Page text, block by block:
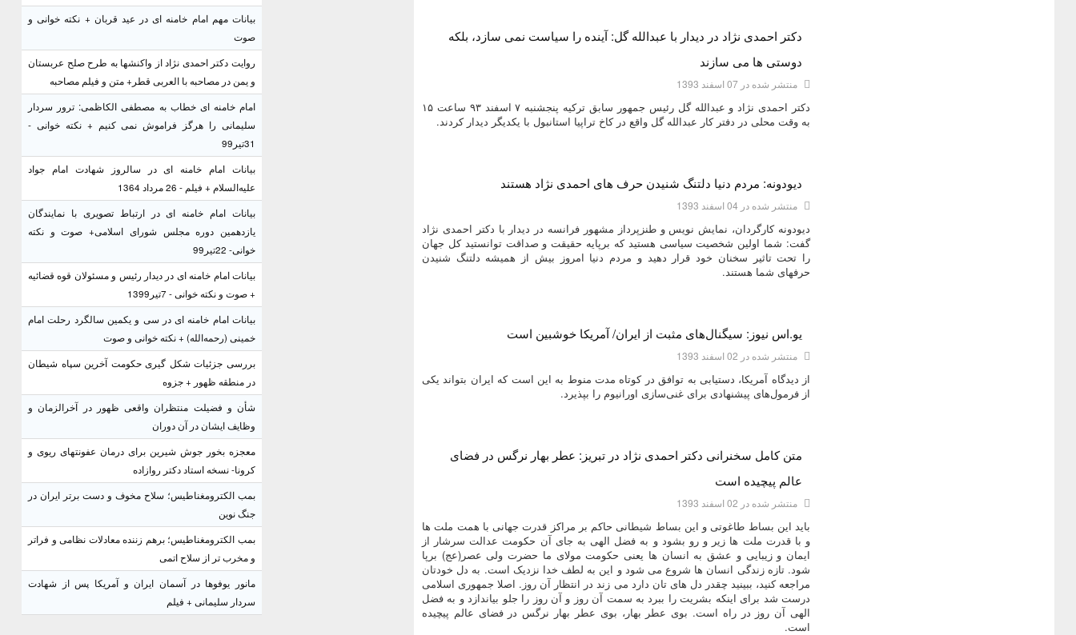
دکتر احمدی نژاد در دیدار با عبدالله گل: آینده را سیاست نمی سازد، بلکه
دوستی ها می سازند
منتشر شده در 07 اسفند 1393
دکتر احمدی نژاد و عبدالله گل رئیس جمهور سابق ترکیه پنجشنبه ۷ اسفند ۹۳ ساعت ۱۵
به وقت محلی در دفتر کار عبدالله گل واقع در کاخ تراپیا استانبول با یکدیگر دیدار کردند.
دیودونه: مردم دنیا دلتنگ شنیدن حرف های احمدی نژاد هستند
منتشر شده در 04 اسفند 1393
دیودونه کارگردان، نمایش نویس و طنزپرداز مشهور فرانسه در دیدار با دکتر احمدی نژاد
گفت: شما اولین شخصیت سیاسی هستید که برپایه حقیقت و صداقت توانستید کل جهان
را تحت تاثیر سخنان خود قرار دهید و مردم دنیا امروز بیش از همیشه دلتنگ شنیدن
حرفهای شما هستند.
یو.اس نیوز: سیگنال‌های مثبت از ایران/ آمریکا خوشبین است
منتشر شده در 02 اسفند 1393
از دیدگاه آمریکا، دستیابی به توافق در کوتاه‌ مدت منوط به این است که ایران بتواند یکی
از فرمول‌های پیشنهادی برای غنی‌سازی اورانیوم را بپذیرد.
متن کامل سخنرانی دکتر احمدی نژاد در تبریز: عطر بهار نرگس در فضای
عالم پیچیده است
منتشر شده در 02 اسفند 1393
باید این بساط طاغوتی و این بساط شیطانی حاکم بر مراکز قدرت جهانی با همت ملت ها
و با قدرت ملت ها زیر و رو بشود و به فضل الهی به جای آن حکومت عدالت سرشار از
ایمان و زیبایی و عشق به انسان ها یعنی حکومت مولای ما حضرت ولی عصر(عج) برپا
شود. تازه زندگی انسان ها شروع می شود و این به لطف خدا نزدیک است. به دل خودتان
مراجعه کنید، ببینید چقدر دل های تان دارد می زند در انتظار آن روز. اصلا جمهوری اسلامی
درست شد برای اینکه بشریت را ببرد به سمت آن روز و آن روز را جلو بیاندازد و به فضل
الهی آن روز در راه است. بوی عطر بهار، بوی عطر بهار نرگس در فضای عالم پیچیده
است.
بیانات مهم امام خامنه ای در عید قربان + نکته خوانی و
صوت
روایت دکتر احمدی نژاد از واکنشها به طرح صلح عربستان
و یمن در مصاحبه با العربی قطر+ متن و فیلم مصاحبه
امام خامنه ای خطاب به مصطفی الکاظمی: ترور سردار
سلیمانی را هرگز فراموش نمی کنیم + نکته خوانی -
31تیر99
بیانات امام خامنه ای در سالروز شهادت امام جواد
علیه‌السلام + فیلم - 26 مرداد 1364
بیانات امام خامنه ای در ارتباط تصویری با نمایندگان
یازدهمین دوره مجلس شورای اسلامی+ صوت و نکته
خوانی- 22تیر99
بیانات امام خامنه ای در دیدار رئیس و مسئولان قوه قضائیه
+ صوت و نکته خوانی - 7تیر1399
بیانات امام خامنه ای در سی و یکمین سالگرد رحلت امام
خمینی (رحمه‌الله) + نکته خوانی و صوت
بررسی جزئیات شکل گیری حکومت آخرین سپاه شیطان
در منطقه ظهور + جزوه
شأن و فضیلت منتظران واقعی ظهور در آخرالزمان و
وظایف ایشان در آن دوران
معجزه بخور جوش شیرین برای درمان عفونتهای ریوی و
کرونا- نسخه استاد دکتر روازاده
بمب الکترومغناطیس؛ سلاح مخوف و دست برتر ایران در
جنگ نوین
بمب الکترومغناطیس؛ برهم زننده معادلات نظامی و فراتر
و مخرب تر از سلاح اتمی
مانور یوفوها در آسمان ایران و آمریکا پس از شهادت
سردار سلیمانی + فیلم